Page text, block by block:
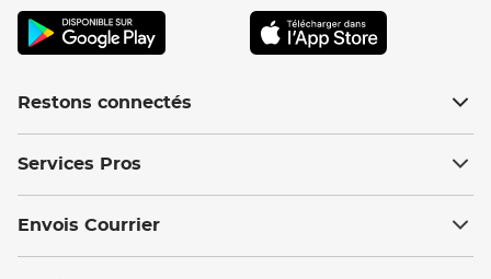
Restons connectés
Services Pros
Envois Courrier